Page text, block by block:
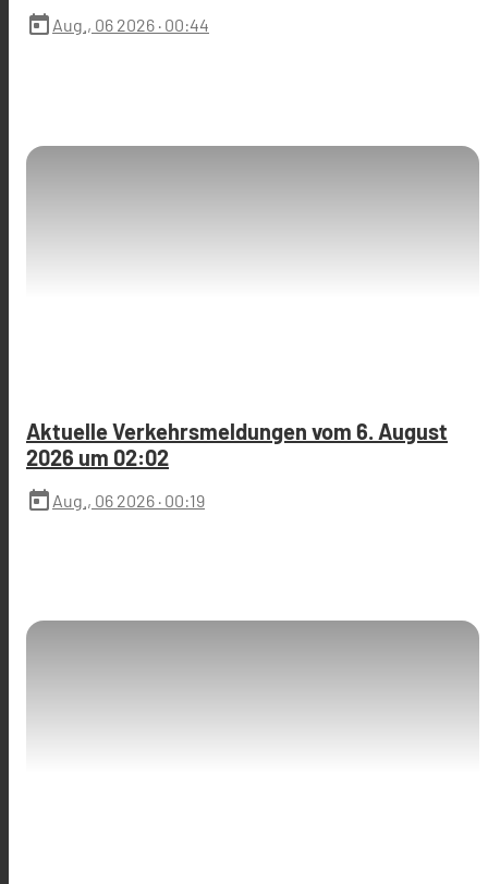
today Aug., 06 2026 · 00:44
Aktuelle Verkehrsmeldungen vom 6. August
2026 um 02:02
today Aug., 06 2026 · 00:19